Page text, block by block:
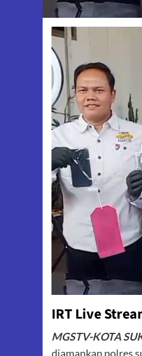
IRT Live
MGSTV-KOTA
diamankan polres